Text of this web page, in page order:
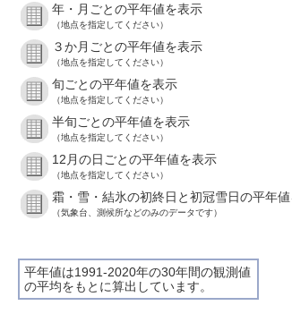
年・月ごとの平年値を表示
（地点を指定してください）
３か月ごとの平年値を表示
（地点を指定してください）
旬ごとの平年値を表示
（地点を指定してください）
半旬ごとの平年値を表示
（地点を指定してください）
12月の日ごとの平年値を表示
（地点を指定してください）
霜・雪・結氷の初終日と初冠雪日の平年
（気象台、測候所などのみのデータです）
平年値は1991-2020年の30年間の観測値
の平均をもとに算出しています。